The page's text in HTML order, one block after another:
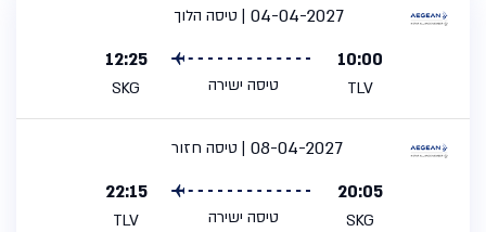
טיסה הלוך
04-04-2027
10:00
TLV טיסה ישירה
12:25
SKG
טיסה חזור
08-04-2027
20:05
SKG טיסה ישירה
22:15
TLV